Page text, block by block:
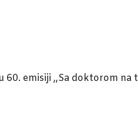
60. emisiji ,,Sa doktorom